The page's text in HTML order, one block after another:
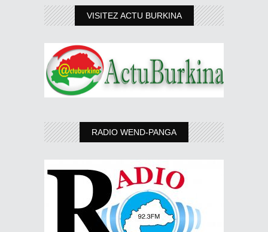
VISITEZ ACTU BURKINA
RADIO WEND-PANGA